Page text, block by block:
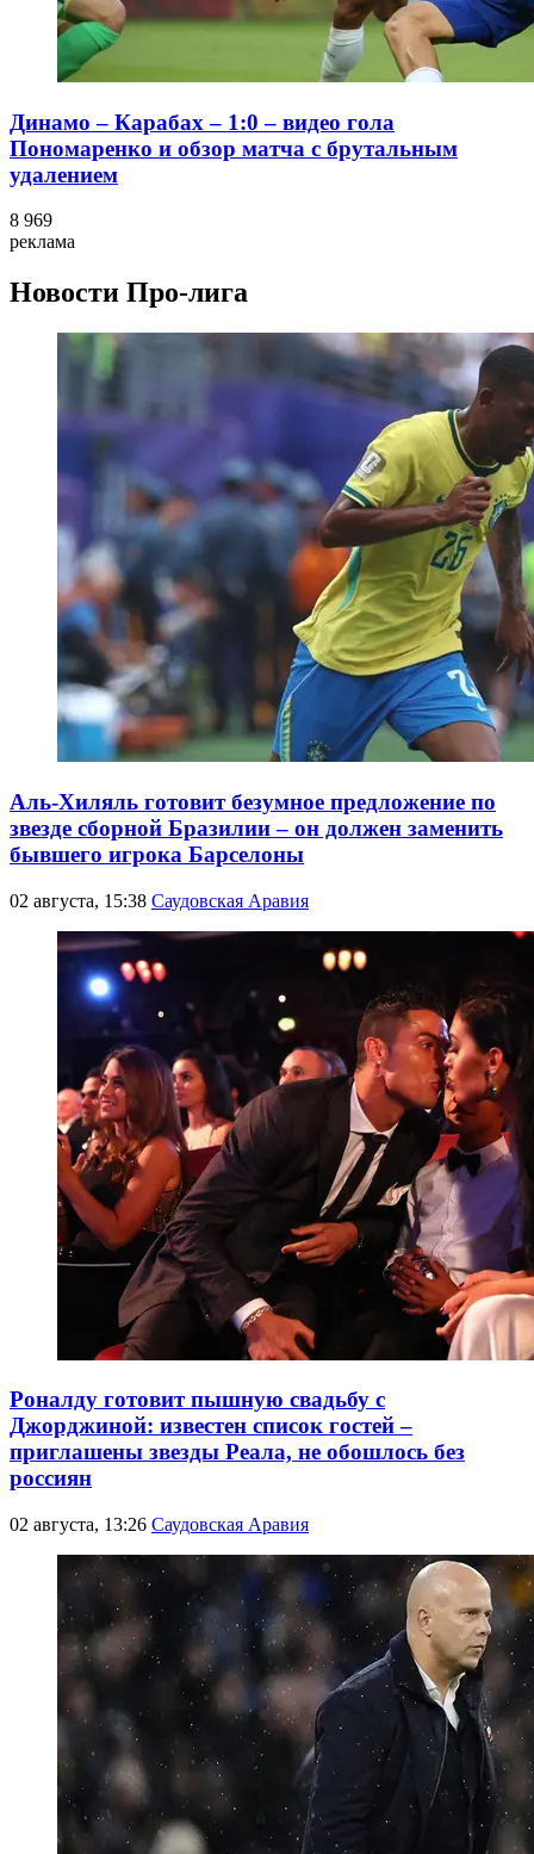
Динамо – Карабах – 1:0 – видео гола
Пономаренко и обзор матча с брутальным
удалением
8 969
реклама
Новости Про-лига
Аль-Хиляль готовит безумное предложение по
звезде сборной Бразилии – он должен заменить
бывшего игрока Барселоны
02 августа, 15:38 Саудовская Аравия
Роналду готовит пышную свадьбу с
Джорджиной: известен список гостей –
приглашены звезды Реала, не обошлось без
россиян
02 августа, 13:26 Саудовская Аравия